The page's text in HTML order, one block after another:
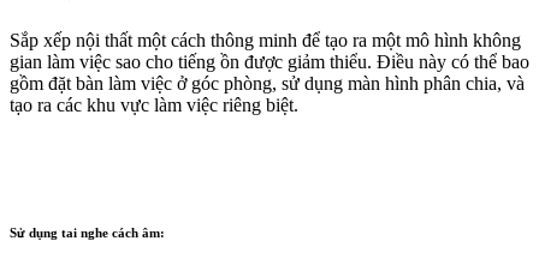
Sắp xếp nội thất một cách thông minh để tạo ra một mô hình không
gian làm việc sao cho tiếng ồn được giảm thiểu. Điều này có thể bao
gồm đặt bàn làm việc ở góc phòng, sử dụng màn hình phân chia, và
tạo ra các khu vực làm việc riêng biệt.
Sử dụng tai nghe cách âm: